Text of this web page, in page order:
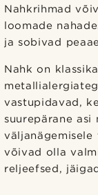
Nahkrihmad
loomade
ja sobivad
Nahk on
vastupidavad,
suurepärane asi
võivad olla
reljeefsed,